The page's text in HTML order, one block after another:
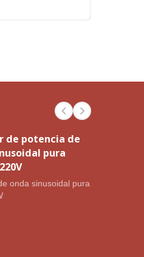
de potencia de
pura
onda sinusoidal pura